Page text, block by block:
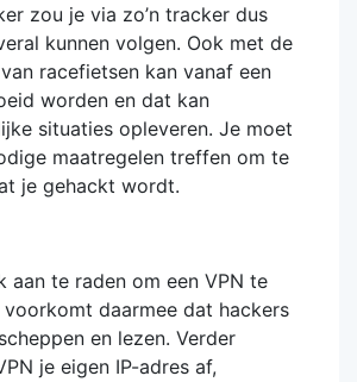
zou je via zo’n tracker dus
kunnen volgen. Ook met de
racefietsen kan vanaf een
worden en dat kan
situaties opleveren. Je moet
maatregelen treffen om te
je gehackt wordt.
aan te raden om een VPN te
daarmee dat hackers
en lezen. Verder
je eigen IP-adres af,